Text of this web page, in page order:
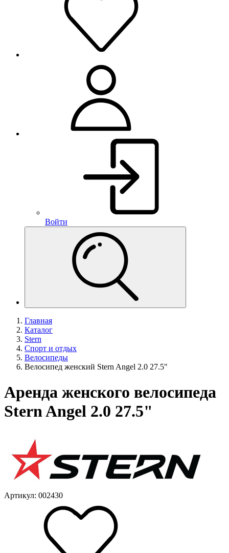
Войти
Главная
Каталог
Stern
Спорт и отдых
Велосипеды
Велосипед женский Stern Angel 2.0 27.5"
Аренда женского велосипеда
Stern Angel 2.0 27.5"
Артикул: 002430